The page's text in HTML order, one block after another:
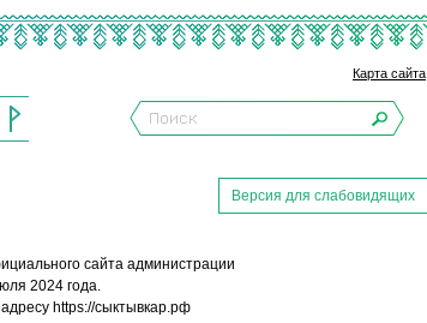
Карта сайта
Версия для слабовидящих
сайта администрации
2024 года.
https://сыктывкар.рф